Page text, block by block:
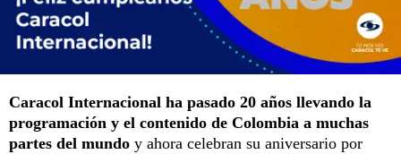
Caracol Internacional ha pasado 20 años llevando la
programación y el contenido de Colombia a muchas
partes del mundo y ahora celebran su aniversario por